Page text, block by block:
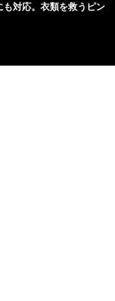
対応。衣類を救うピン